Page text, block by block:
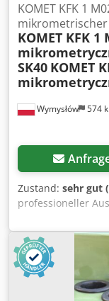
Wymysłów 574
KOMET KFK 1
mikrometrischer
KOMET KFK 1
SK40 KOMET
Zustand: sehr gut
professioneller
mikrometrischer
präzise
Fertigung und im
Werkzeug ist voll
präzise
Genauigkeit von